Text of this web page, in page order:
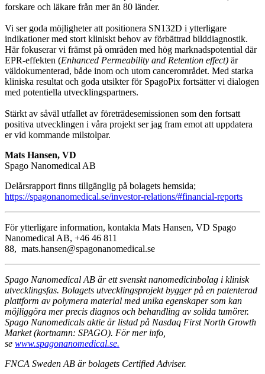
forskare och läkare från mer än 80 länder.
Vi ser goda möjligheter att positionera SN132D i ytterligare
indikationer med stort kliniskt behov av förbättrad bilddiagnostik.
Här fokuserar vi främst på områden med hög marknadspotential där
EPR-effekten (Enhanced Permeability and Retention effect) är
väldokumenterad, både inom och utom cancerområdet. Med starka
kliniska resultat och goda utsikter för SpagoPix fortsätter vi dialogen
med potentiella utvecklingspartners.
Stärkt av såväl utfallet av företrädesemissionen som den fortsatt
positiva utvecklingen i våra projekt ser jag fram emot att uppdatera
er vid kommande milstolpar.
Mats Hansen, VD
Spago Nanomedical AB
Delårsrapport finns tillgänglig på bolagets hemsida;
https://spagonanomedical.se/investor-relations/#financial-reports
För ytterligare information, kontakta Mats Hansen, VD Spago
Nanomedical AB, +46 46 811
88, mats.hansen@spagonanomedical.se
Spago Nanomedical AB är ett svenskt nanomedicinbolag i klinisk
utvecklingsfas. Bolagets utvecklingsprojekt bygger på en patenterad
plattform av polymera material med unika egenskaper som kan
möjliggöra mer precis diagnos och behandling av solida tumörer.
Spago Nanomedicals aktie är listad på Nasdaq First North Growth
Market (kortnamn: SPAGO). För mer info,
se www.spagonanomedical.se.
FNCA Sweden AB är bolagets Certified Adviser.